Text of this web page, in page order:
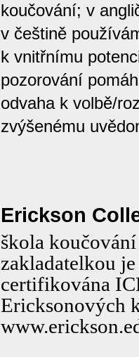
koučování; v
v češtině
k vnitřnímu
pozorování
odvaha k volbě/
zvýšenému
Erickson
škola
zakladatelkou
certifikována
Ericksonových